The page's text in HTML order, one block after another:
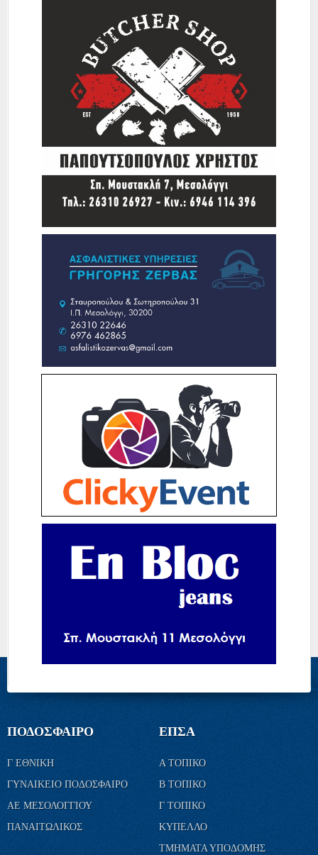
ΠΟΔΟΣΦΑΙΡΟ
Γ ΕΘΝΙΚΗ
ΓΥΝΑΙΚΕΙΟ ΠΟΔΟΣΦΑΙΡΟ
ΑΕ ΜΕΣΟΛΟΓΓΙΟΥ
ΠΑΝΑΙΤΩΛΙΚΟΣ
ΕΠΣΑ
Α ΤΟΠΙΚΟ
Β ΤΟΠΙΚΟ
Γ ΤΟΠΙΚΟ
ΚΥΠΕΛΛΟ
ΤΜΗΜΑΤΑ ΥΠΟΔΟΜΗΣ